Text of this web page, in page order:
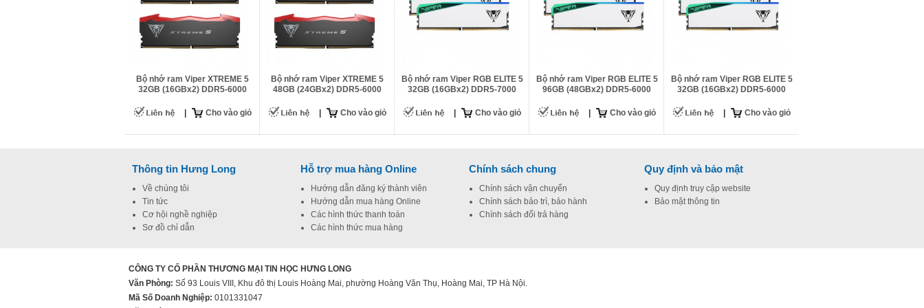
Bộ nhớ ram Viper XTREME 5
32GB (16GBx2) DDR5-6000
Cho vào giỏ
Bộ nhớ ram Viper XTREME 5
48GB (24GBx2) DDR5-6000
Cho vào giỏ
Bộ nhớ ram Viper RGB ELITE 5
32GB (16GBx2) DDR5-7000
Cho vào giỏ
Bộ nhớ ram Viper RGB ELITE 5
96GB (48GBx2) DDR5-6000
Cho vào giỏ
Bộ nhớ ram Viper RGB ELITE 5
32GB (16GBx2) DDR5-6000
Cho vào giỏ
Thông tin Hưng Long
Về chúng tôi
Tin tức
Cơ hội nghề nghiệp
Sơ đồ chỉ dẫn
Hỗ trợ mua hàng Online
Hướng dẫn đăng ký thành viên
Hướng dẫn mua hàng Online
Các hình thức thanh toán
Các hình thức mua hàng
Chính sách chung
Chính sách vận chuyển
Chính sách bảo trì, bảo hành
Chính sách đổi trả hàng
Quy định và bảo mật
Quy định truy cập website
Bảo mật thông tin
CÔNG TY CỔ PHẦN THƯƠNG MẠI TIN HỌC HƯNG LONG
Văn Phòng: Số 93 Louis VIII, Khu đô thị Louis Hoàng Mai, phường Hoàng Văn Thụ, Hoàng Mai, TP Hà Nội.
Mã Số Doanh Nghiệp: 0101331047